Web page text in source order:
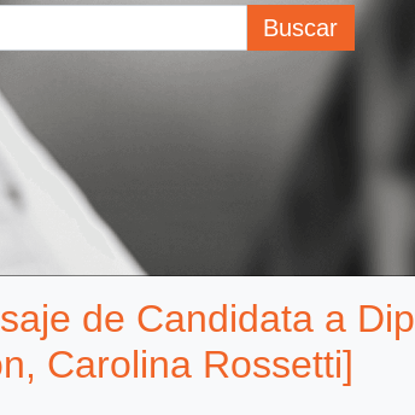
Buscar
de Candidata a
Carolina Rossetti]